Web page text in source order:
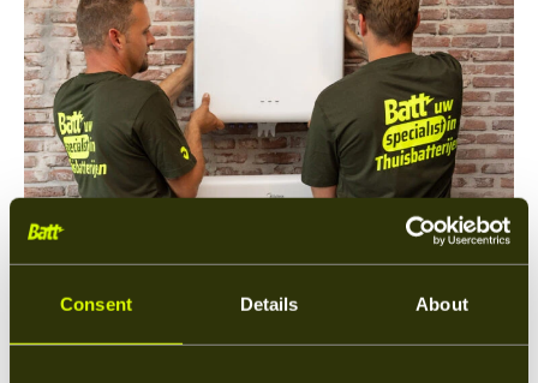
Consent Details About